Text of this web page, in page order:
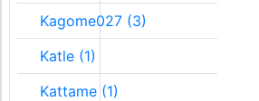
Kagome027 (3)
Katle (1)
Kattame (1)